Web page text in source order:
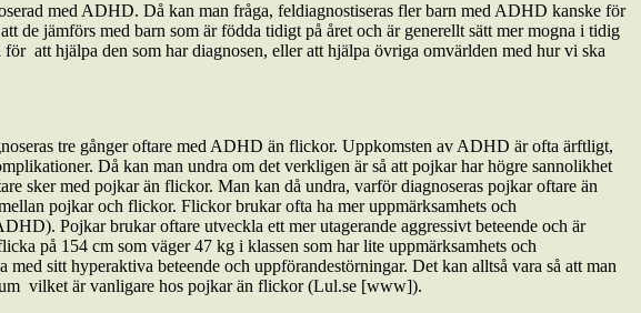
med ADHD. Då kan man fråga, feldiagnostiseras fler barn med ADHD kanske för
de jämförs med barn som är födda tidigt på året och är generellt sätt mer mogna i tidig
att hjälpa den som har diagnosen, eller att hjälpa övriga omvärlden med hur vi ska
tre gånger oftare med ADHD än flickor. Uppkomsten av ADHD är ofta ärftligt,
Då kan man undra om det verkligen är så att pojkar har högre sannolikhet
sker med pojkar än flickor. Man kan då undra, varför diagnoseras pojkar oftare än
pojkar och flickor. Flickor brukar ofta ha mer uppmärksamhets­ och
Pojkar brukar oftare utveckla ett mer utagerande aggressivt beteende och är
på 154 cm som väger 47 kg i klassen som har lite uppmärksamhets­ och
sitt hyperaktiva beteende och uppförandestörningar. Det kan alltså vara så att man
vilket är vanligare hos pojkar än flickor (Lul.se [www]).